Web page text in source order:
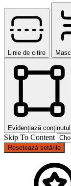
Linie de citire
Evidențiază conținutul
Skip To Content
Resetează setările